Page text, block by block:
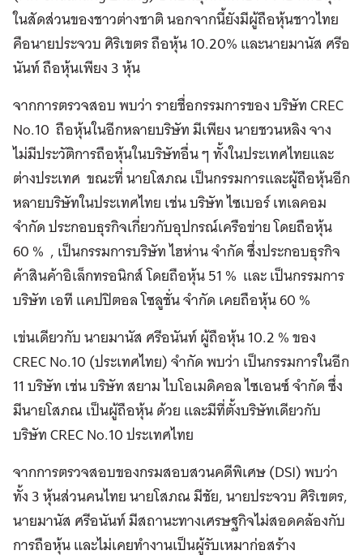
ในสัดส่วนของชาวต่างชาติ นอกจากนี้ยังมีผู้ถือหุ้นชาวไทย
คือนายประจวบ ศิริเขตร ถือหุ้น 10.20% และนายมานัส ศรีอ
นันท์ ถือหุ้นเพียง 3 หุ้น
จากการตรวจสอบ พบว่า รายชื่อกรรมการของ บริษัท CREC
No.10 ถือหุ้นในอีกหลายบริษัท มีเพียง นายชวนหลิง จาง
ไม่มีประวัติการถือหุ้นในบริษัทอื่น ๆ ทั้งในประเทศไทยและ
ต่างประเทศ ขณะที่ นายโสภณ เป็นกรรมการและผู้ถือหุ้นอีก
หลายบริษัทในประเทศไทย เช่น บริษัท ไซเบอร์ เทเลคอม
จำกัด ประกอบธุรกิจเกี่ยวกับอุปกรณ์เครือข่าย โดยถือหุ้น
60 % , เป็นกรรมการบริษัท ไฮห่าน จำกัด ซึ่งประกอบธุรกิจ
ค้าสินค้าอิเล็กทรอนิกส์ โดยถือหุ้น 51 % และ เป็นกรรมการ
บริษัท เอที แคปปิตอล โซลูชั่น จำกัด เคยถือหุ้น 60 %
เข่นเดียวกับ นายมานัส ศรีอนันท์ ผู้ถือหุ้น 10.2 % ของ
CREC No.10 (ประเทศไทย) จำกัด พบว่า เป็นกรรมการในอีก
11 บริษัท เช่น บริษัท สยาม ไบโอเมดิคอล ไซเอนซ์ จำกัด ซึ่ง
มีนายโสภณ เป็นผู้ถือหุ้น ด้วย และมีที่ตั้งบริษัทเดียวกับ
บริษัท CREC No.10 ประเทศไทย
จากการตรวจสอบของกรมสอบสวนคดีพิเศษ (DSI) พบว่า
ทั้ง 3 หุ้นส่วนคนไทย นายโสภณ มีชัย, นายประจวบ ศิริเขตร,
นายมานัส ศรีอนันท์ มีสถานะทางเศรษฐกิจไม่สอดคล้องกับ
การถือหุ้น และไม่เคยทำงานเป็นผู้รับเหมาก่อสร้าง